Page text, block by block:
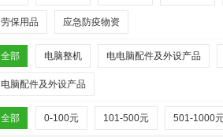
劳保用品 应急防疫物资
全部 电脑整机 电电脑配件及外设产品
电脑配件及外设产品
全部 0-100元 101-500元 501-1000